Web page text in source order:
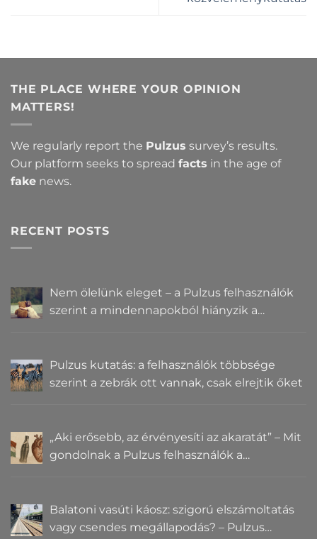
THE PLACE WHERE YOUR OPINION
MATTERS!
We regularly report the Pulzus survey’s results.
Our platform seeks to spread facts in the age of
fake news.
RECENT POSTS
Nem ölelünk eleget – a Pulzus felhasználók
szerint a mindennapokból hiányzik a
Pulzus kutatás: a felhasználók többsége
szerint a zebrák ott vannak, csak elrejtik őket
„Aki erősebb, az érvényesíti az akaratát” – Mit
gondolnak a Pulzus felhasználók a
Balatoni vasúti káosz: szigorú elszámoltatás
vagy csendes megállapodás? – Pulzus